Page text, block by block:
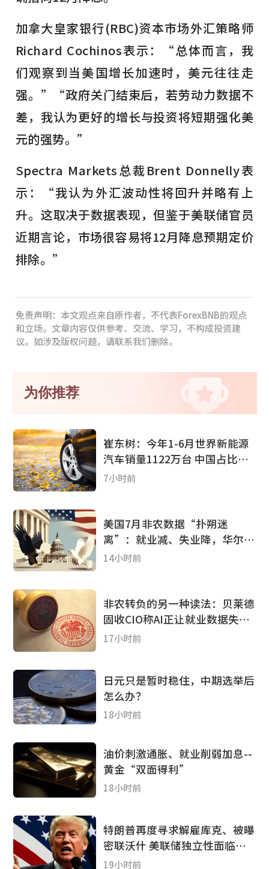
加拿大皇家银行(RBC)资本市场外汇策略师
Richard Cochinos表示：“总体而言，我
们观察到当美国增长加速时，美元往往走
强。”“政府关门结束后，若劳动力数据不
差，我认为更好的增长与投资将短期强化美
元的强势。”
Spectra Markets总裁Brent Donnelly表
示：“我认为外汇波动性将回升并略有上
升。这取决于数据表现，但鉴于美联储官员
近期言论，市场很容易将12月降息预期定价
排除。”
免责声明：本文观点来自原作者，不代表ForexBNB的观点
和立场。文章内容仅供参考、交流、学习，不构成投资建
议。如涉及版权问题，请联系我们删除。
为你推荐
崔东树：今年1-6月世界新能源
汽车销量1122万台 中国占比达
62%
7小时前
美国7月非农数据“扑朔迷
离”：就业减、失业降，华尔街
分析师怎么看?
14小时前
非农转负的另一种读法：贝莱德
固收CIO称AI正让就业数据失效
加息“已无意义”
17小时前
日元只是暂时稳住，中期选举后
怎么办？
18小时前
油价刺激通胀、就业削弱加息--
黄金“双面得利”
18小时前
特朗普再度寻求解雇库克、被曝
密联沃什 美联储独立性面临新
考验
19小时前